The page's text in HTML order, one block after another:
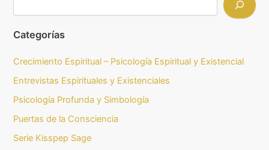
Categorías
Crecimiento Espiritual – Psicología Espiritual y Existencial
Entrevistas Espirituales y Existenciales
Psicología Profunda y Simbología
Puertas de la Consciencia
Serie Kisspep Sage